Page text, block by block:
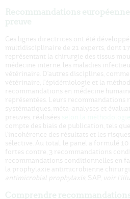
Ces lignes directrices ont été
multidisciplinaire de 21 experts, dont
représentant la chirurgie des tissus
médecine interne, les maladies
vétérinaire. D'autres disciplines,
vétérinaire, l'épidémiologie et la
recommandations en médecine
représentées. Leurs recommandations
systématiques, méta-analyses et
preuves, réalisées
compte des biais de publication, tels
l'incohérence des résultats et les
sélective. Au total, le panel a formulé
fortes contre, 3 recommandations
recommandations conditionnelles en
la prophylaxie antimicrobienne
antimicrobial prophylaxis , SAP, voir